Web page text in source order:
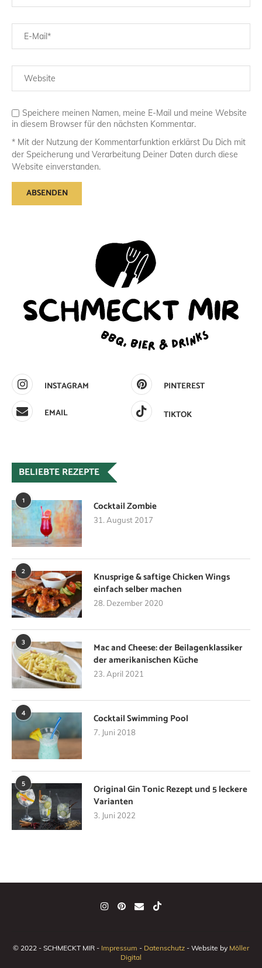
Speichere meinen Namen, meine E-Mail und meine Website
in diesem Browser für den nächsten Kommentar.
* Mit der Nutzung der Kommentarfunktion erklärst Du Dich mit
der Speicherung und Verarbeitung Deiner Daten durch diese
Website einverstanden.
INSTAGRAM
PINTEREST
EMAIL
TIKTOK
BELIEBTE REZEPTE
1 Cocktail Zombie
31. August 2017
2
Knusprige & saftige Chicken Wings
einfach selber machen
28. Dezember 2020
3
Mac and Cheese: der Beilagenklassiker
der amerikanischen Küche
23. April 2021
4 Cocktail Swimming Pool
7. Juni 2018
5
Original Gin Tonic Rezept und 5 leckere
Varianten
3. Juni 2022
© 2022 - SCHMECKT MIR - Impressum - Datenschutz - Website by Möller
Digital